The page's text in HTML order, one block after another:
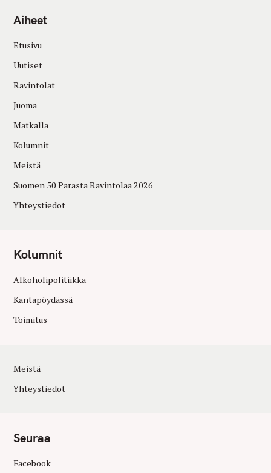
Aiheet
Etusivu
Uutiset
Ravintolat
Juoma
Matkalla
Kolumnit
Meistä
Suomen 50 Parasta Ravintolaa 2026
Yhteystiedot
Kolumnit
Alkoholipolitiikka
Kantapöydässä
Toimitus
Meistä
Yhteystiedot
Seuraa
Facebook